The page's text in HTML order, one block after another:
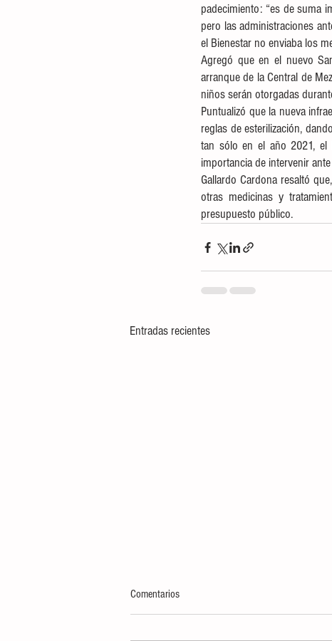
padecimiento: “es de suma
pero las administraciones
el Bienestar no enviaba los
Agregó que en el nuevo
arranque de la Central de
niños serán otorgadas
Puntualizó que la nueva
reglas de esterilización,
tan sólo en el año 2021, el
importancia de intervenir
Gallardo Cardona resaltó
otras medicinas y
presupuesto público.
Entradas recientes
Comentarios